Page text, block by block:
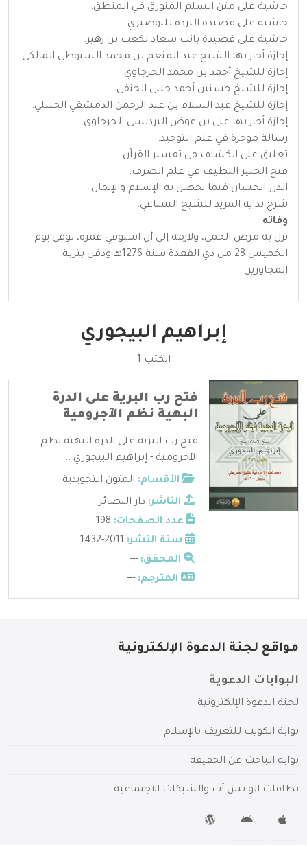
حاشية على متن السلم المنورق في المنطق.
حاشية على قصيدة البردة للبوصيري.
حاشية على قصيدة بانت سعاد لكعب بن زهير.
إجازة أجاز بها الشيخ عبد المنعم بن محمد السيوطي المالكي.
إجازة للشيخ أحمد بن محمد الجرجاوي.
إجازة للشيخ حسنين أحمد جلبي الحنفي.
إجازة للشيخ عبد السلام بن عبد الرحمن الدمشقي الحنبلي.
إجازة أجاز بها علي بن عوض البرديسي الجرجاوي.
رسالة موجزة في علم التوحيد.
تعليق على الكشاف في تفسير القرآن.
فتح الخبير اللطيف في علم الصرف.
الدرر الحسان فيما يحصل به الإسلام والإيمان.
شرح بداية المريد للشيخ السباعي.
وفاته
نزل به مرض الحمى، ولازمه إلى أن استوفي عمره، توفى يوم
الخميس 28 من ذي القعدة سنة 1276هـ ودفن بتربة
المجاورين.
إبراهيم البيجوري
الكتب 1
فتح رب البرية على الدرة
البهية نظم الآجرومية
فتح رب البرية على الدرة البهية نظم
الآجرومية - إبراهيم البيجوري ...
الأقسام: المتون التجويدية
الناشر: دار البصائر
عدد الصفحات:
سنة النشر:
المحقق: ---
المترجم: ---
مواقع لجنة الدعوة الإلكترونية
البوابات الدعوية
لجنة الدعوة الإلكترونية
بوابة الكويت للتعريف بالإسلام
بوابة الباحث عن الحقيقة
بطاقات الواتس آب والشبكات الاجتماعية